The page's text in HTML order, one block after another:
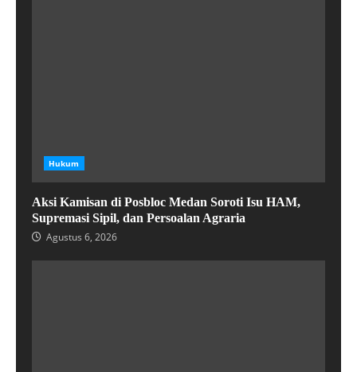
Hukum
Aksi Kamisan di Posbloc Medan Soroti Isu HAM,
Supremasi Sipil, dan Persoalan Agraria
Agustus 6, 2026